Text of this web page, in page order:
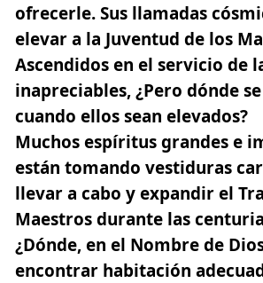
ofrecerle.Sus llamadas
elevar a la Juventud de los
Ascendidos en el servicio de
inapreciables, ¿Pero dónde
cuando ellos sean elevados?
Muchos espíritus grandes e
están tomando vestiduras
llevar a cabo y expandir el
Maestros durante las
¿Dónde, en el Nombre de
encontrar habitación